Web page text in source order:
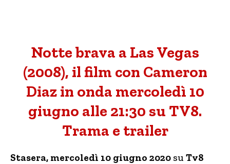
Notte brava a Las Vegas
(2008), il film con Cameron
Diaz in onda mercoledì 10
giugno alle 21:30 su TV8.
Trama e trailer
Stasera, mercoledì 10 giugno 2020 su Tv8